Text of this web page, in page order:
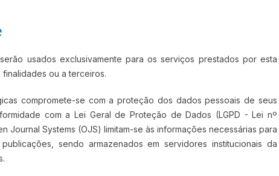
usados exclusivamente para os serviços prestados por esta
ou a terceiros.
compromete-se com a proteção dos dados pessoais de seus
com a Lei Geral de Proteção de Dados (LGPD - Lei nº
Journal Systems (OJS) limitam-se às informações necessárias para
sendo armazenados em servidores institucionais da